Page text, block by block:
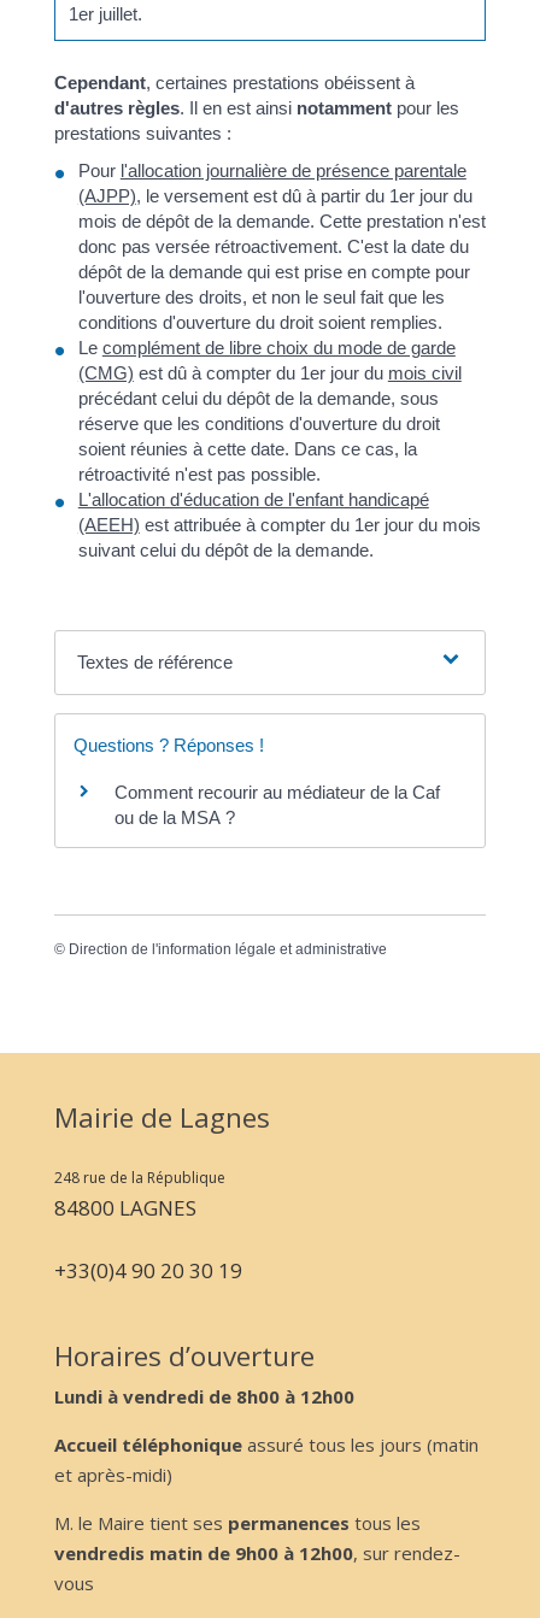
1erjuillet.
Cependant, certaines prestations obéissent à
d'autres règles. Il en est ainsi notammentpour les
prestations suivantes :
Pour l'allocation journalière de présence parentale
(AJPP), le versement est dû à partir du 1erjour du
mois de dépôt de la demande. Cette prestation n'est
donc pas versée rétroactivement. C'est la date du
dépôt de la demande qui est prise en compte pour
l'ouverture des droits, et non le seul fait que les
conditions d'ouverture du droit soient remplies.
Le complément de libre choix du mode de garde
(CMG) est dû à compter du 1erjour du mois civil
précédant celui du dépôt de la demande, sous
réserve que les conditions d'ouverture du droit
soient réunies à cette date. Dans ce cas, la
rétroactivité n'est pas possible.
L'allocation d'éducation de l'enfant handicapé
(AEEH) est attribuée à compter du 1erjour du mois
suivant celui du dépôt de la demande.
Textes de référence
Questions ? Réponses !
Comment recourir au médiateur de la Caf
ou de la MSA ?
© Direction de l'information légale et administrative
Mairie de Lagnes
248 rue de la République
84800 LAGNES
+33(0)4 90 20 30 19
Horaires d’ouverture
Lundi à vendredi de 8h00 à 12h00
Accueil téléphoniqueassuré tous les jours (matin
et après-midi)
M. le Maire tient ses permanences tous les
vendredis matin de 9h00 à 12h00, sur rendez-
vous